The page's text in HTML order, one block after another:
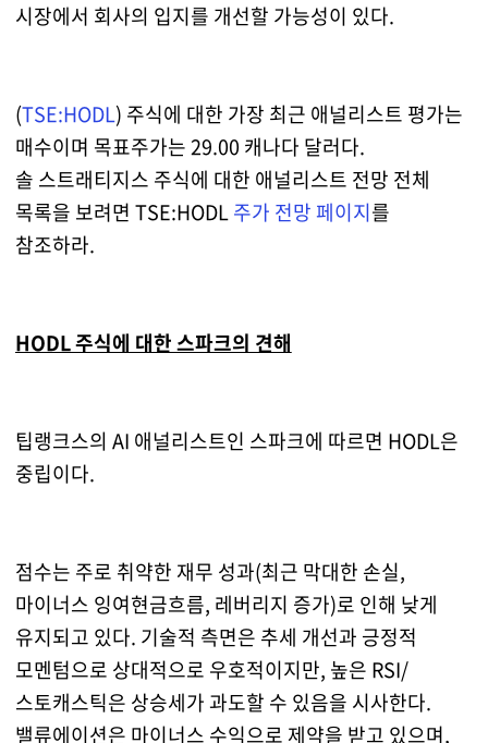
시장에서 회사의 입지를 개선할 가능성이 있다.
(TSE:HODL) 주식에 대한 가장 최근 애널리스트 평가는
매수이며 목표주가는 29.00 캐나다 달러다.
솔 스트래티지스 주식에 대한 애널리스트 전망 전체
목록을 보려면 TSE:HODL주가 전망 페이지를
참조하라.
HODL 주식에 대한 스파크의 견해
팁랭크스의 AI 애널리스트인 스파크에 따르면 HODL은
중립이다.
점수는 주로 취약한 재무 성과(최근 막대한 손실,
마이너스 잉여현금흐름, 레버리지 증가)로 인해 낮게
유지되고 있다. 기술적 측면은 추세 개선과 긍정적
모멘텀으로 상대적으로 우호적이지만, 높은 RSI/
스토캐스틱은 상승세가 과도할 수 있음을 시사한다.
밸류에이션은 마이너스 수익으로 제약을 받고 있으며,